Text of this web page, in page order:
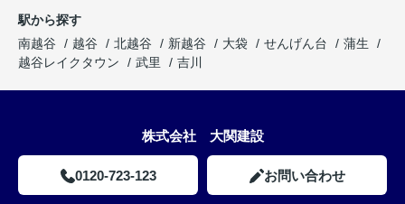
駅から探す
南越谷
越谷 北越谷 新越谷 大袋 せんげん台
蒲生
越谷レイクタウン
武里 吉川
株式会社 大関建設
0120-723-123 お問い合わせ